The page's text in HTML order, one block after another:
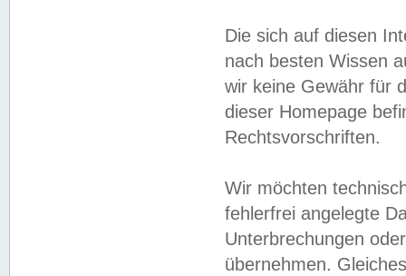
Die sich auf diesen
nach besten Wissen
wir keine Gewähr für
dieser Homepage
Rechtsvorschriften.
Wir möchten
fehlerfrei angelegte
Unterbrechungen
übernehmen.